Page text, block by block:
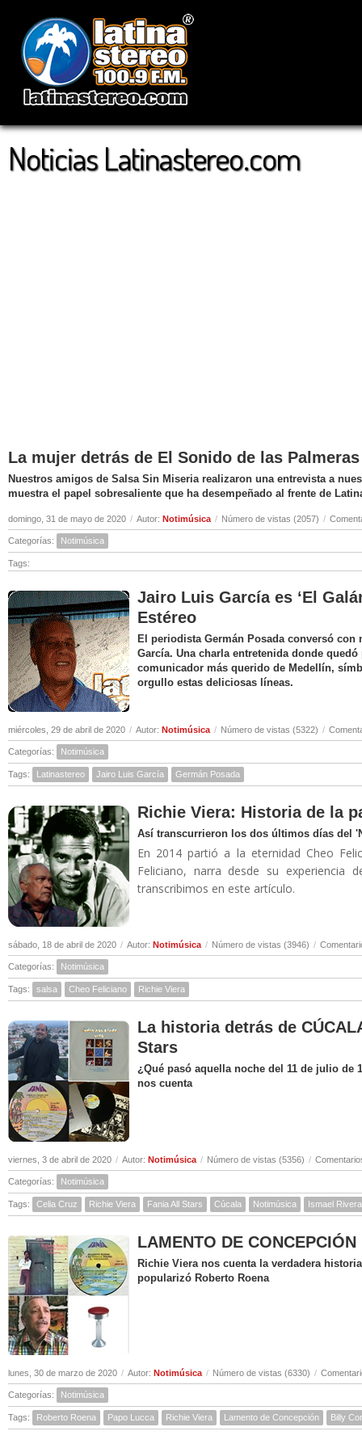
Noticias Latinastereo.com
La mujer detrás de El Sonido de las Palmeras
Nuestros amigos de Salsa Sin Miseria realizaron una entrevista a
muestra el papel sobresaliente que ha desempeñado al frente de
domingo, 31 de mayo de 2020 / Autor: Notimúsica / Número de vistas (2057) /
Categorías: Notimúsica
Tags:
Jairo Luis García es ‘El
Estéreo
El periodista Germán Posada conversó
García. Una charla entretenida donde
comunicador más querido de Medellín,
orgullo estas deliciosas líneas.
miércoles, 29 de abril de 2020 / Autor: Notimúsica / Número de vistas (5322) /
Categorías: Notimúsica
Tags: Latinastereo Jairo Luis García Germán Posada
Richie Viera: Historia de la
Así transcurrieron los dos últimos días del
En 2014 partió a la eternidad Cheo
Feliciano, narra desde su experiencia
transcribimos en este artículo.
sábado, 18 de abril de 2020 / Autor: Notimúsica / Número de vistas (3946) /
Categorías: Notimúsica
Tags: salsa Cheo Feliciano Richie Viera
La historia detrás de
Stars
¿Qué pasó aquella noche del 11 de julio de
nos cuenta
viernes, 3 de abril de 2020 / Autor: Notimúsica / Número de vistas (5356) /
Categorías: Notimúsica
Tags: Celia Cruz Richie Viera Fania All Stars Cúcala Notimúsica Ismael Rivera
LAMENTO DE
Richie Viera nos cuenta la verdadera
popularizó Roberto Roena
lunes, 30 de marzo de 2020 / Autor: Notimúsica / Número de vistas (6330) /
Categorías: Notimúsica
Tags: Roberto Roena Papo Lucca Richie Viera Lamento de Concepción Billy